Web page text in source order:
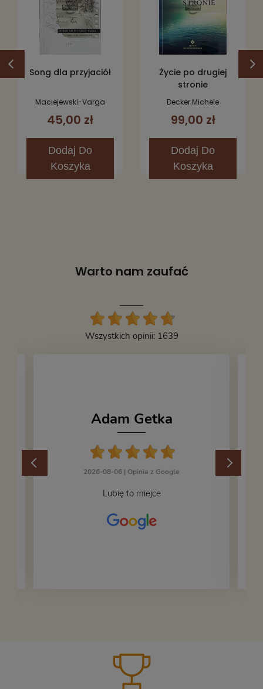
Song dla przyjaciół
Maciejewski-Varga
45,00 zł
Dodaj Do
Koszyka
Życie po drugiej
stronie
Decker Michele
99,00 zł
Dodaj Do
Koszyka
Warto nam zaufać
Wszystkich opinii: 1639
Adam Getka
2026-08-06 | Opinia z Google
Lubię to miejce